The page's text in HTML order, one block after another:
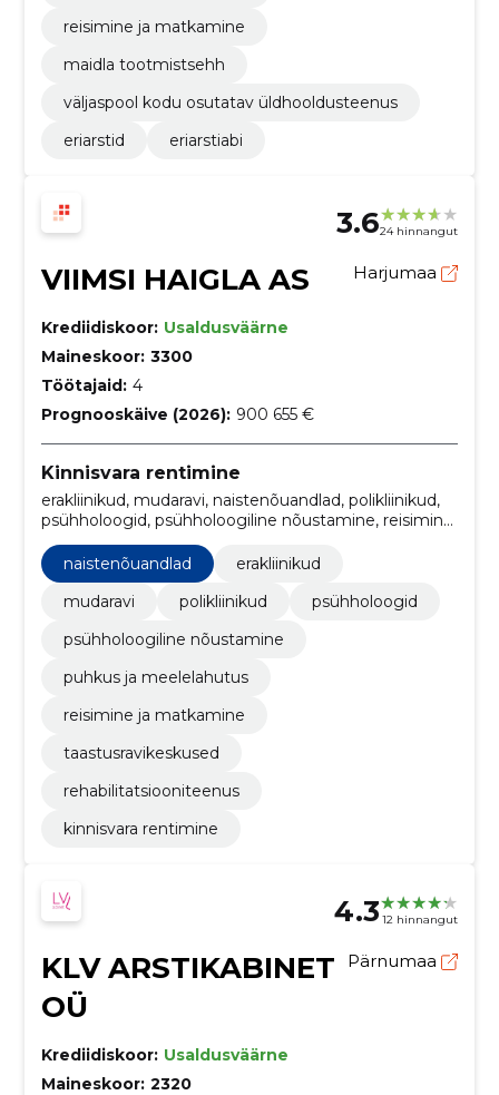
reisimine ja matkamine
maidla tootmistsehh
väljaspool kodu osutatav üldhooldusteenus
eriarstid
eriarstiabi
3.624 hinnangut
VIIMSI HAIGLA AS Harjumaa
Krediidiskoor: Usaldusväärne
Maineskoor: 3300
Töötajaid: 4
Prognooskäive (2026): 900 655 €
Kinnisvara rentimine
erakliinikud, mudaravi, naistenõuandlad, polikliinikud,
psühholoogid, psühholoogiline nõustamine, reisimine
Projektijuhtimisteenused, v.a ehitus, Arhitektuuri-,
insener-tehnilise projekteerimise ja
planeerimisteenused
naistenõuandlad
erakliinikud
mudaravi
polikliinikud
psühholoogid
psühholoogiline nõustamine
puhkus ja meelelahutus
reisimine ja matkamine
taastusravikeskused
rehabilitatsiooniteenus
kinnisvara rentimine
4.3 12 hinnangut
KLV ARSTIKABINET
OÜ
Pärnumaa
Krediidiskoor: Usaldusväärne
Maineskoor: 2320